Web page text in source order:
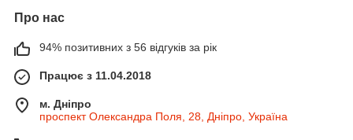
Про нас
94% позитивних з 56 відгуків за рік
Працює з 11.04.2018
м. Дніпро
проспект Олександра Поля, 28, Дніпро, Україна